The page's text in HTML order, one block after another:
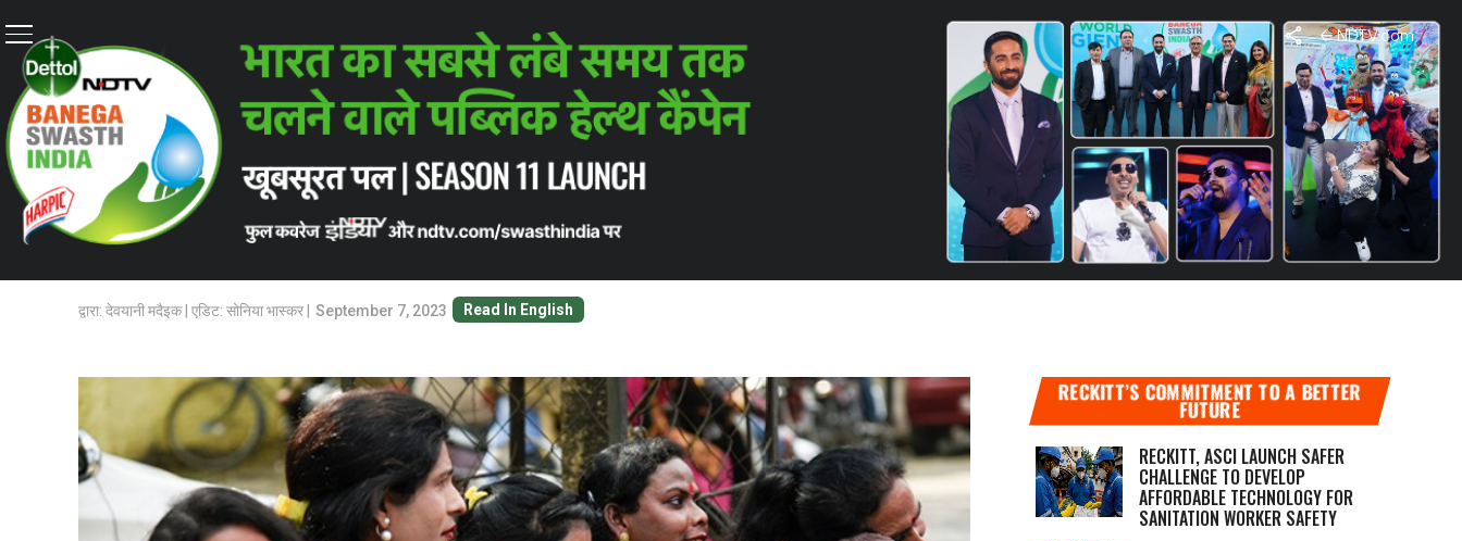
NDTV.com
कोई पीछे नहीं रहेगा
अनुच्छेद 377: अपराध की श्रेणी से बाहर करने के पांच साल बाद भी LGBTQIA+
के लिए चुनौतियां बरकरार
पांच साल पहले अनुच्छेद 377 के गैर-अपराधीकरण के बाद भी LGBTQIA+ समुदाय को जिन सामाजिक और स्वास्थ्य संबंधी पूर्वाग्रहों का सामना करना पड़ रहा है, उस बारे में ‘एनडीटीवी-
द्वारा: देवयानी मदैइक | एडिट: सोनिया भास्कर | September 7, 2023 Read In English
RECKITT’S COMMITMENT TO A BETTER
FUTURE
RECKITT, ASCI LAUNCH SAFER
CHALLENGE TO DEVELOP
AFFORDABLE TECHNOLOGY FOR
SANITATION WORKER SAFETY